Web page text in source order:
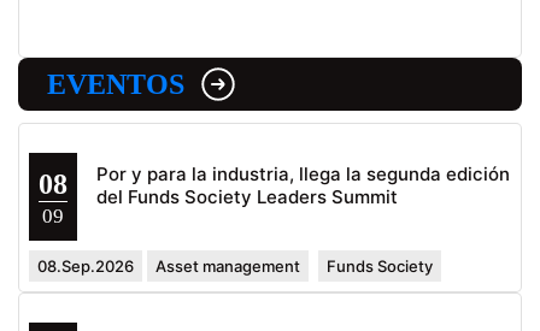
EVENTOS
08
09
Por y para la industria, llega la segunda edición
del Funds Society Leaders Summit
08.Sep.2026 Asset management Funds Society